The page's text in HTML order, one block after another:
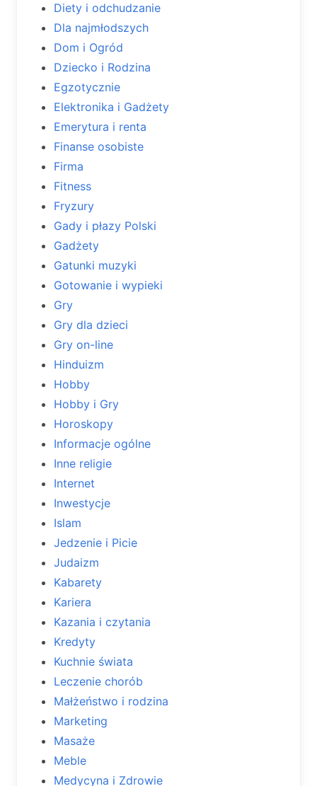
Diety i odchudzanie
Dla najmłodszych
Dom i Ogród
Dziecko i Rodzina
Egzotycznie
Elektronika i Gadżety
Emerytura i renta
Finanse osobiste
Firma
Fitness
Fryzury
Gady i płazy Polski
Gadżety
Gatunki muzyki
Gotowanie i wypieki
Gry
Gry dla dzieci
Gry on-line
Hinduizm
Hobby
Hobby i Gry
Horoskopy
Informacje ogólne
Inne religie
Internet
Inwestycje
Islam
Jedzenie i Picie
Judaizm
Kabarety
Kariera
Kazania i czytania
Kredyty
Kuchnie świata
Leczenie chorób
Małżeństwo i rodzina
Marketing
Masaże
Meble
Medycyna i Zdrowie